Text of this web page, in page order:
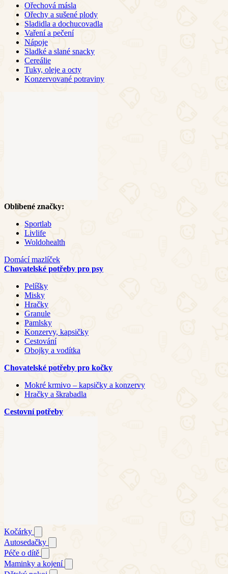
Ořechová másla
Ořechy a sušené plody
Sladidla a dochucovadla
Vaření a pečení
Nápoje
Sladké a slané snacky
Cereálie
Tuky, oleje a octy
Konzervované potraviny
Oblíbené značky:
Sportlab
Livlife
Woldohealth
Domácí mazlíček
Chovatelské potřeby pro psy
Pelíšky
Misky
Hračky
Granule
Pamlsky
Konzervy, kapsičky
Cestování
Obojky a vodítka
Chovatelské potřeby pro kočky
Mokré krmivo – kapsičky a konzervy
Hračky a škrabadla
Cestovní potřeby
Kočárky
Autosedačky
Péče o dítě
Maminky a kojení